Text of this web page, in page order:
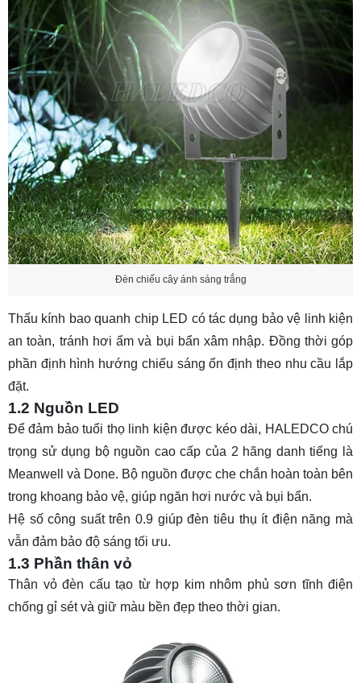
Đèn chiếu cây ánh sáng trắng
Thấu kính bao quanh chip LED có tác dụng bảo vệ linh kiện
an toàn, tránh hơi ẩm và bụi bẩn xâm nhập. Đồng thời góp
phần định hình hướng chiếu sáng ổn định theo nhu cầu lắp
đặt.
1.2 Nguồn LED
Để đảm bảo tuổi thọ linh kiện được kéo dài, HALEDCO chú
trọng sử dụng bộ nguồn cao cấp của 2 hãng danh tiếng là
Meanwell và Done. Bộ nguồn được che chắn hoàn toàn bên
trong khoang bảo vệ, giúp ngăn hơi nước và bụi bẩn.
Hệ số công suất trên 0.9 giúp đèn tiêu thụ ít điện năng mà
vẫn đảm bảo độ sáng tối ưu.
1.3 Phần thân vỏ
Thân vỏ đèn cấu tạo từ hợp kim nhôm phủ sơn tĩnh điện
chống gỉ sét và giữ màu bền đẹp theo thời gian.